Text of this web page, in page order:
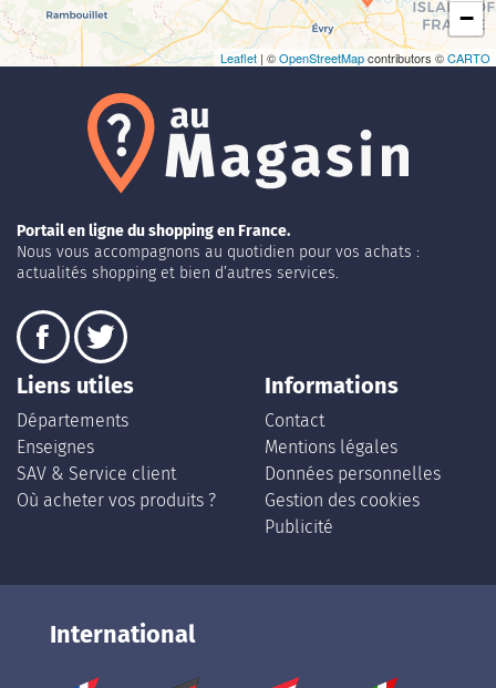
−
Leaflet | ©OpenStreetMapcontributors ©CARTO
Portail en ligne du shopping en France.
Nous vous accompagnons au quotidien pour vos achats :
actualités shopping et bien d’autres services.
Liens utiles
Départements
Enseignes
SAV & Service client
Où acheter vos produits ?
Informations
Contact
Mentions légales
Données personnelles
Gestion des cookies
Publicité
International